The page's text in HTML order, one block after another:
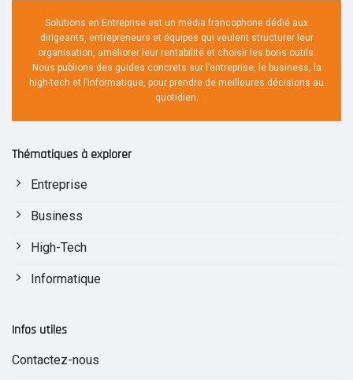
Solutions en Entreprise est un média francophone dédié aux
dirigeants, entrepreneurs et équipes qui veulent structurer leur
organisation, améliorer leur rentabilité et choisir les bons outils.
Nous publions des guides concrets sur l’entreprise, le business, la
high-tech et l’informatique, pour prendre de meilleures décisions au
quotidien.
Thématiques à explorer
Entreprise
Business
High-Tech
Informatique
Infos utiles
Contactez-nous